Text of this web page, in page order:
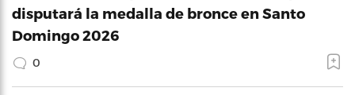
disputará la medalla de bronce en Santo
Domingo 2026
0